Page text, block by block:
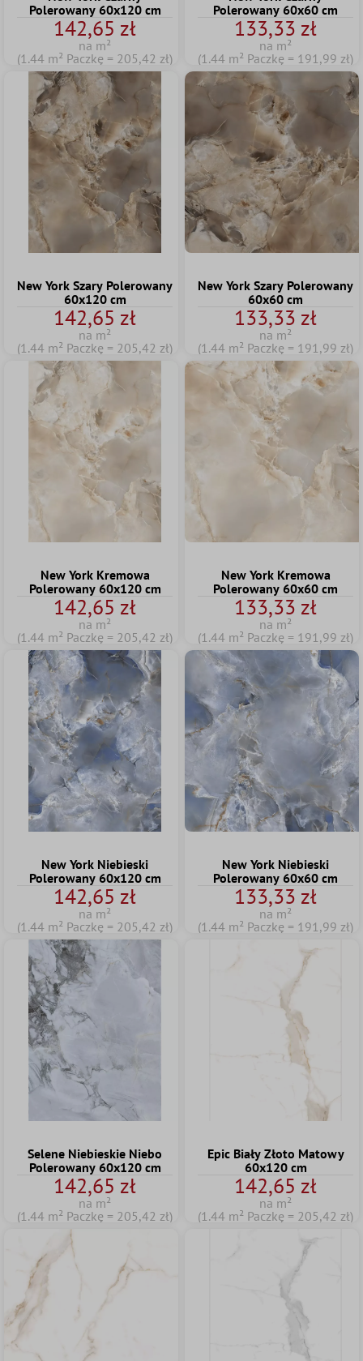
Polerowany 60x120 cm
142,65 zł
na m²
(1.44 m² Paczkę = 205,42 zł)
Polerowany 60x60 cm
133,33 zł
na m²
(1.44 m² Paczkę = 191,99 zł)
New York Szary Polerowany
60x120 cm
142,65 zł
na m²
(1.44 m² Paczkę = 205,42 zł)
New York Szary Polerowany
60x60 cm
133,33 zł
na m²
(1.44 m² Paczkę = 191,99 zł)
New York Kremowa
Polerowany 60x120 cm
142,65 zł
na m²
(1.44 m² Paczkę = 205,42 zł)
New York Kremowa
Polerowany 60x60 cm
133,33 zł
na m²
(1.44 m² Paczkę = 191,99 zł)
New York Niebieski
Polerowany 60x120 cm
142,65 zł
na m²
(1.44 m² Paczkę = 205,42 zł)
New York Niebieski
Polerowany 60x60 cm
133,33 zł
na m²
(1.44 m² Paczkę = 191,99 zł)
Selene Niebieskie Niebo
Polerowany 60x120 cm
142,65 zł
na m²
(1.44 m² Paczkę = 205,42 zł)
Epic Biały Złoto Matowy
60x120 cm
142,65 zł
na m²
(1.44 m² Paczkę = 205,42 zł)